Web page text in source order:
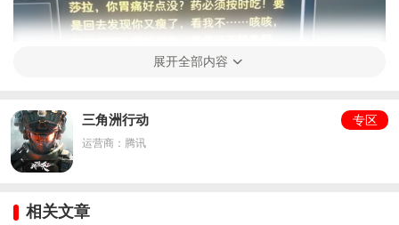
展开全部内容
三角洲行动
运营商：腾讯
专区
相关文章